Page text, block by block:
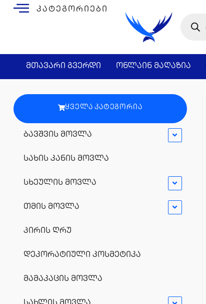
კატეგორიები
მთავარი გვერდი ონლაინ მაღაზია
ᲧᲕᲔᲚᲐ ᲙᲐᲢᲔᲒᲝᲠᲘᲐ
ბავშვის მოვლა
სახის კანის მოვლა
სხეულის მოვლა
თმის მოვლა
პირის ღრუ
დეკორატიული კოსმეტიკა
მამაკაცის მოვლა